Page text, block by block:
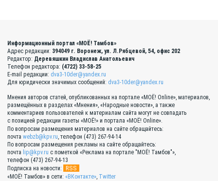
Информационный портал «МОЁ! Тамбов»
Адрес редакции: 394049 г. Воронеж, ул. Л.Рябцевой, 54, офис 202
Редактор: Деревяшкин Владислав Анатольевич
Телефон редактора: (4722) 33-58-25
E-mail редакции: dva3-10der@yandex.ru
Для юридически значимых сообщений: dva3-10der@yandex.ru
Мнения авторов статей, опубликованных на портале «МОЁ! Online», материалов,
размещённых в разделах «Мнения», «Народные новости», а также
комментариев пользователей к материалам сайта могут не совпадать
с позицией редакции газеты «МОЁ!» и портала «МОЁ! Online».
По вопросам размещения материалов на сайте обращайтесь:
почта webzb@kpv.ru, телефон (473) 267-94-14
По вопросам размещения рекламы на сайте обращайтесь:
почта lip@kpv.ru с пометкой «Реклама на портале "МОЁ! Тамбов"»,
телефон (473) 267-94-13
Подписка на новости:
RSS
«МОЁ! Тамбов» в сети: «ВКонтакте», Twitter